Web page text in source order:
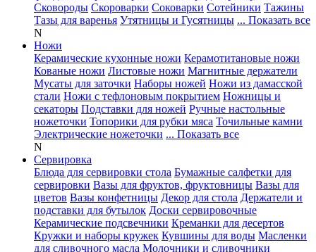
Сковороды Скороварки Соковарки Сотейники Тажины
Тазы для варенья Утятницы и Гусятницы ... Показать все
N
Ножи
Керамические кухонные ножи Керамотитановые ножи
Кованые ножи Листовые ножи Магнитные держатели
Мусаты для заточки Наборы ножей Ножи из дамасской
стали Ножи с тефлоновым покрытием Ножницы и
секаторы Подставки для ножей Ручные настольные
ножеточки Топорики для рубки мяса Точильные камни
Электрические ножеточки ... Показать все
N
Сервировка
Блюда для сервировки стола Бумажные салфетки для
сервировки Вазы для фруктов, фруктовницы Вазы для
цветов Вазы конфетницы Декор для стола Держатели и
подставки для бутылок Доски сервировочные
Керамические подсвечники Креманки для десертов
Кружки и наборы кружек Кувшины для воды Масленки
для сливочного масла Молочники и сливочники